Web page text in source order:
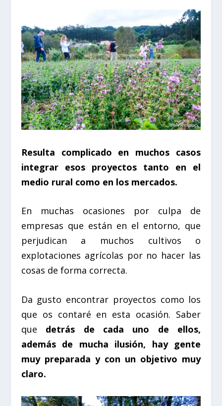
Resulta complicado en muchos casos
integrar esos proyectos tanto en el
medio rural como en los mercados.
En muchas ocasiones por culpa de
empresas que están en el entorno, que
perjudican a muchos cultivos o
explotaciones agrícolas por no hacer las
cosas de forma correcta.
Da gusto encontrar proyectos como los
que os contaré en esta ocasión. Saber
que detrás de cada uno de ellos,
además de mucha ilusión, hay gente
muy preparada y con un objetivo muy
claro.